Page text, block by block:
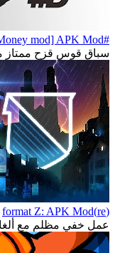
#DRIVE [Money mod] APK Mod
سباق قوس قزح ممتاز
(re)format Z: APK Mod
عمل خفي مظلم مع